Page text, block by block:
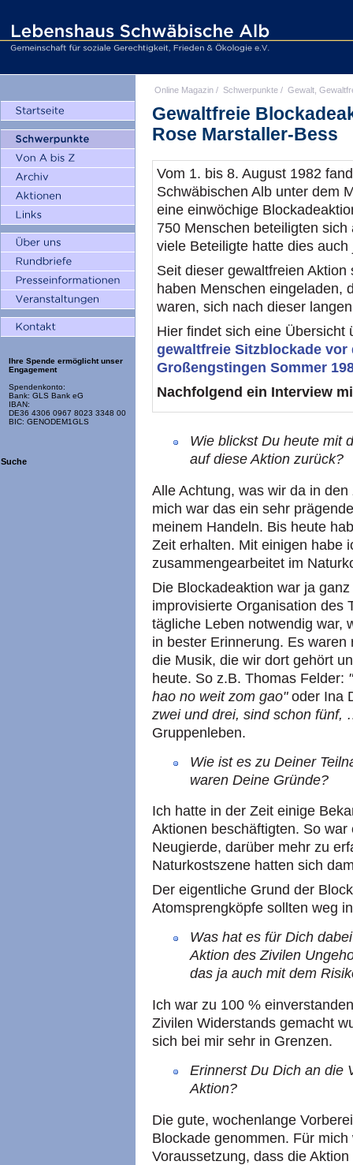
Ihre Spende ermöglicht unser
Engagement
Spendenkonto:
Bank: GLS Bank eG
IBAN:
DE36 4306 0967 8023 3348 00
BIC: GENODEM1GLS
Suche
Online Magazin / Schwerpunkte / Gewalt,
Gewaltfreie
Rose Marstaller-Bess
Vom 1. bis 8. August 1982
Schwäbischen Alb unter dem
eine einwöchige
750 Menschen beteiligten
viele Beteiligte hatte dies
Seit dieser gewaltfreien
haben Menschen eingeladen,
waren, sich nach dieser
Hier findet sich eine
gewaltfreie Sitzblockade
Großengstingen Sommer
Nachfolgend ein Interview
Wie blickst Du heute mit
auf diese Aktion zurück?
Alle Achtung, was wir da in
mich war das ein sehr
meinem Handeln. Bis heute
Zeit erhalten. Mit einigen habe
zusammengearbeitet im
Die Blockadeaktion war ja
improvisierte Organisation des
tägliche Leben notwendig war,
in bester Erinnerung. Es
die Musik, die wir dort gehört
heute. So z.B. Thomas Felder:
hao no weit zom gao"oder Ina
zwei und drei, sind schon fünf,
Gruppenleben.
Wie ist es zu Deiner
waren Deine Gründe?
Ich hatte in der Zeit einige
Aktionen beschäftigten. So
Neugierde, darüber mehr zu
Naturkostszene hatten sich
Der eigentliche Grund der
Atomsprengköpfe sollten weg
Was hat es für Dich
Aktion des Zivilen
das ja auch mit dem
Ich war zu 100 %
Zivilen Widerstands gemacht
sich bei mir sehr in Grenzen.
Erinnerst Du Dich an die
Aktion?
Die gute, wochenlange
Blockade genommen. Für
Voraussetzung, dass die